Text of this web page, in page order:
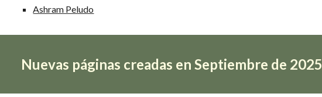
Ashram Peludo
Nuevas páginas creadas en Septiembre de 2025